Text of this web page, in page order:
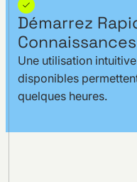
Démarrez
Une utilisation
disponibles
quelques heures.